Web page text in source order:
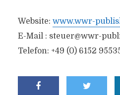
Website: www.wwr-
E-Mail : steuer@wwr-
Telefon: +49 (0) 6152